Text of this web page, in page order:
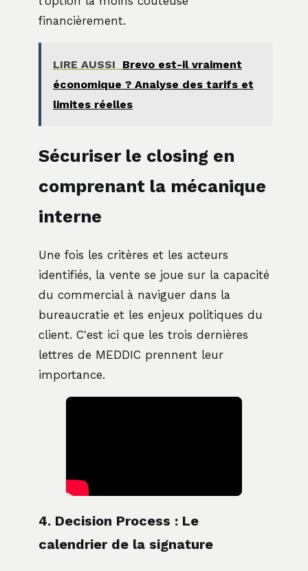
financièrement.
LIRE AUSSI
Brevo est-il vraiment
économique ? Analyse des tarifs et
limites réelles
Sécuriser le closing en
comprenant la mécanique
interne
Une fois les critères et les acteurs
identifiés, la vente se joue sur la capacité
du commercial à naviguer dans la
bureaucratie et les enjeux politiques du
client. C'est ici que les trois dernières
lettres de MEDDIC prennent leur
importance.
4. Decision Process : Le
calendrier de la signature